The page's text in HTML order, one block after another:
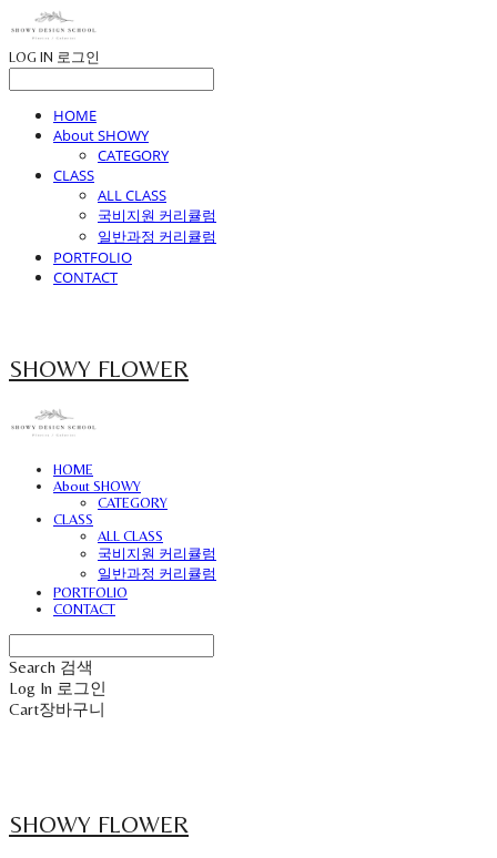
LOG IN 로그인
HOME
About SHOWY
CATEGORY
CLASS
ALL CLASS
국비지원 커리큘럼
일반과정 커리큘럼
PORTFOLIO
CONTACT
SHOWY FLOWER
HOME
About SHOWY
CATEGORY
CLASS
ALL CLASS
국비지원 커리큘럼
일반과정 커리큘럼
PORTFOLIO
CONTACT
Search 검색
Log In 로그인
Cart장바구니
SHOWY FLOWER